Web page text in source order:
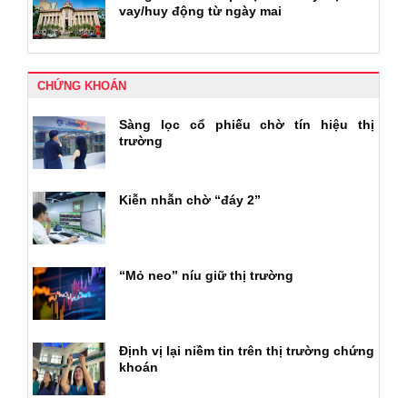
vay/huy động từ ngày mai
CHỨNG KHOÁN
Sàng lọc cổ phiếu chờ tín hiệu thị
trường
Kiễn nhẫn chờ “đáy 2”
“Mỏ neo” níu giữ thị trường
Định vị lại niềm tin trên thị trường chứng
khoán